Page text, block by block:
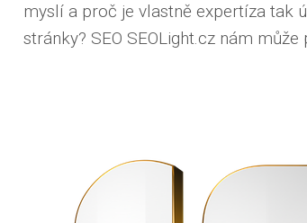
myslí a proč je vlastně expertíza tak
stránky? SEO SEOLight.cz nám může